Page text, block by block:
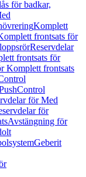
för badkar,
Komplett
frontsats för
Reservdelar
frontsats för
Komplett frontsats
för Med
för
Avstängning för
Geberit